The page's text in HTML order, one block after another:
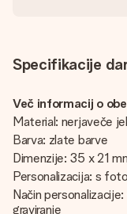
Specifikacije
Več informacij o
Material: nerjaveče
Barva: zlate barve
Dimenzije: 35 x 21
Personalizacija: s
Način
graviranje